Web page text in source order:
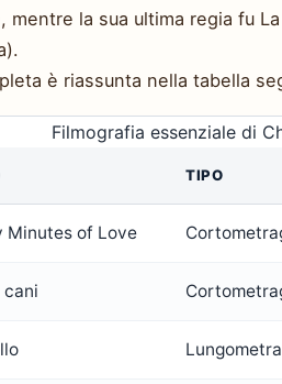
mentre la sua ultima regia fu
è riassunta nella tabella
Filmografia essenziale di
TIPO
Minutes of Love
cani